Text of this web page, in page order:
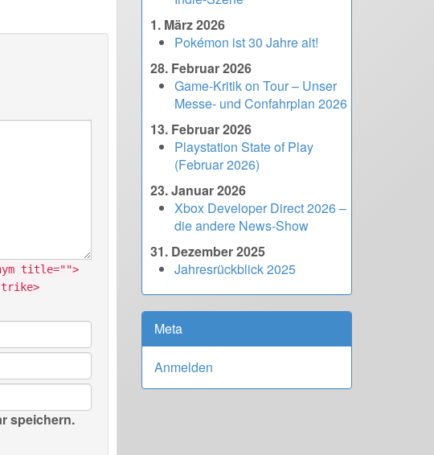
title="">
speichern.
1. März 2026
Pokémon ist 30 Jahre alt!
28. Februar 2026
Game-Kritik on Tour – Unser
Messe- und Confahrplan 2026
13. Februar 2026
Playstation State of Play
(Februar 2026)
23. Januar 2026
Xbox Developer Direct 2026 –
die andere News-Show
31. Dezember 2025
Jahresrückblick 2025
Meta
Anmelden